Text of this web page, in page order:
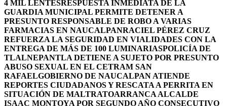
4 MIL LENTESRESPUESTA INMEDIATA DE LA
GUARDIA MUNICIPAL PERMITE DETENER A
PRESUNTO RESPONSABLE DE ROBO A VARIAS
FARMACIAS EN NAUCALPANRACIEL PÉREZ CRUZ
REFUERZA LA SEGURIDAD EN VIALIDADES CON LA
ENTREGA DE MÁS DE 100 LUMINARIASPOLICÍA DE
TLALNEPANTLA DETIENE A SUJETO POR PRESUNTO
ABUSO SEXUAL EN EL CETRAM SAN
RAFAELGOBIERNO DE NAUCALPAN ATIENDE
REPORTES CIUDADANOS Y RESCATA A PERRITA EN
SITUACIÓN DE MALTRATOARRANCA ALCALDE
ISAAC MONTOYA POR SEGUNDO AÑO CONSECUTIVO